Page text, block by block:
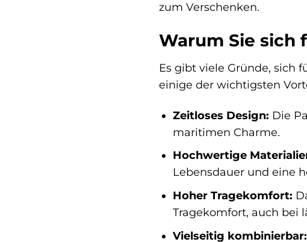
zum Verschenken.
Warum Sie sich
Es gibt viele Gründe, sich
einige der wichtigsten
Zeitloses Design: Die
maritimen Charme.
Hochwertige
Lebensdauer und eine
Hoher Tragekomfort:
Tragekomfort, auch bei
Vielseitig kombinierbar: